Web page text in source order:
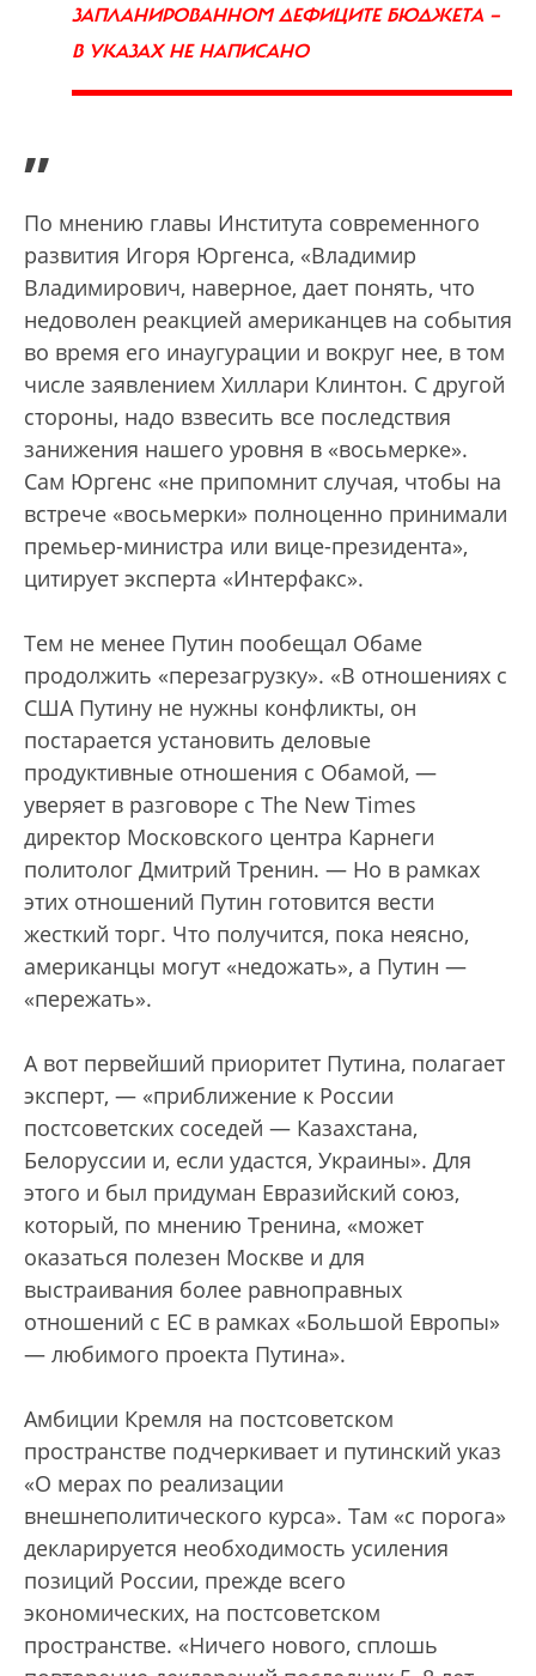
ЗАПЛАНИРОВАННОМ ДЕФИЦИТЕ БЮДЖЕТА —
В УКАЗАХ НЕ НАПИСАНО
”
По мнению главы Института современного
развития Игоря Юргенса, «Владимир
Владимирович, наверное, дает понять, что
недоволен реакцией американцев на события
во время его инаугурации и вокруг нее, в том
числе заявлением Хиллари Клинтон. С другой
стороны, надо взвесить все последствия
занижения нашего уровня в «восьмерке».
Сам Юргенс «не припомнит случая, чтобы на
встрече «восьмерки» полноценно принимали
премьер-министра или вице-президента»,
цитирует эксперта «Интерфакс».
Тем не менее Путин пообещал Обаме
продолжить «перезагрузку». «В отношениях с
США Путину не нужны конфликты, он
постарается установить деловые
продуктивные отношения с Обамой, —
уверяет в разговоре с The New Times
директор Московского центра Карнеги
политолог Дмитрий Тренин. — Но в рамках
этих отношений Путин готовится вести
жесткий торг. Что получится, пока неясно,
американцы могут «недожать», а Путин —
«пережать».
А вот первейший приоритет Путина, полагает
эксперт, — «приближение к России
постсоветских соседей — Казахстана,
Белоруссии и, если удастся, Украины». Для
этого и был придуман Евразийский союз,
который, по мнению Тренина, «может
оказаться полезен Москве и для
выстраивания более равноправных
отношений с ЕС в рамках «Большой Европы»
— любимого проекта Путина».
Амбиции Кремля на постсоветском
пространстве подчеркивает и путинский указ
«О мерах по реализации
внешнеполитического курса». Там «с порога»
декларируется необходимость усиления
позиций России, прежде всего
экономических, на постсоветском
пространстве. «Ничего нового, сплошь